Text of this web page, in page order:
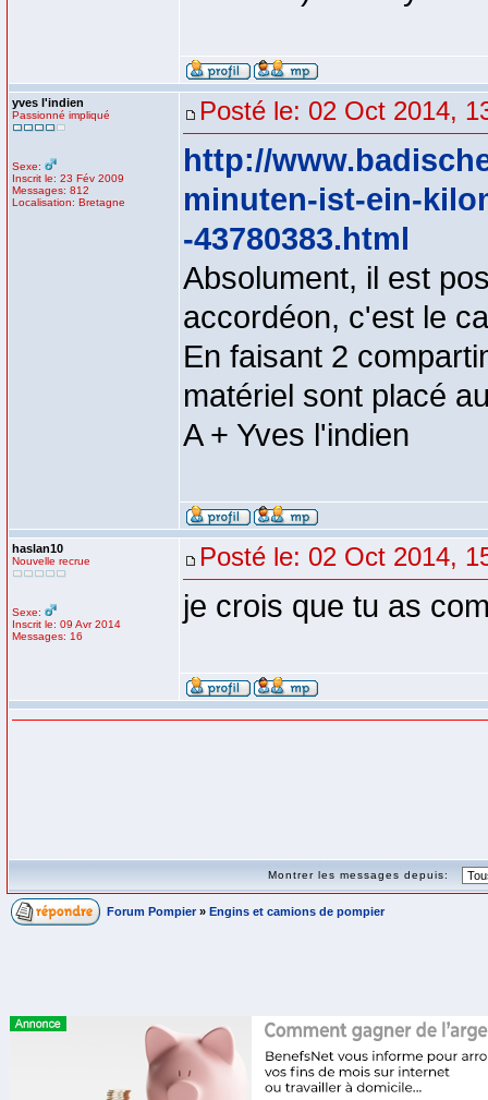
yves l'indien
Passionné impliqué
Sexe:
Inscrit le: 23 Fév 2009
Messages: 812
Localisation: Bretagne
Posté le: 02 Oct 2014,
http://
minuten-ist-ein-
-43780383.html
Absolument, il est
accordéon, c'est le
En faisant 2
matériel sont placé
A + Yves l'indien
haslan10
Nouvelle recrue
Sexe:
Inscrit le: 09 Avr 2014
Messages: 16
Posté le: 02 Oct 2014,
je crois que tu as
Montrer les messages depuis:
Forum Pompier » Engins et camions de pompier